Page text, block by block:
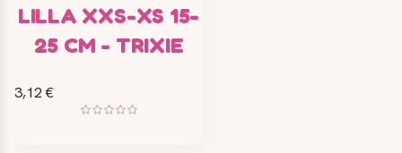
LILLA XXS-XS 15-
25 CM - TRIXIE
3,12 €